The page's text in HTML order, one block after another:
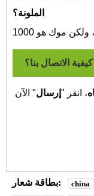
الملونة؟
كيفية الاتصال بنا؟
، انقر " إرسال
بطاقة شعار: china